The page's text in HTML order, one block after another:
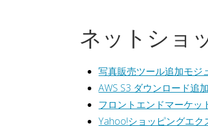
ネットショ
写真販売ツール追加モジ
AWS S3 ダウンロード追
フロントエンドマーケッ
Yahoo!ショッピングエ